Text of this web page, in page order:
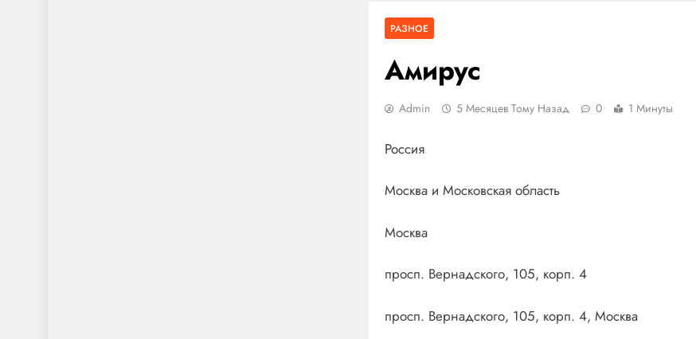
РАЗНОЕ
Амирус
Admin 5 Месяцев Тому Назад 0 1 Минуты
Россия
Москва и Московская область
Москва
просп. Вернадского, 105, корп. 4
просп. Вернадского, 105, корп. 4, Москва